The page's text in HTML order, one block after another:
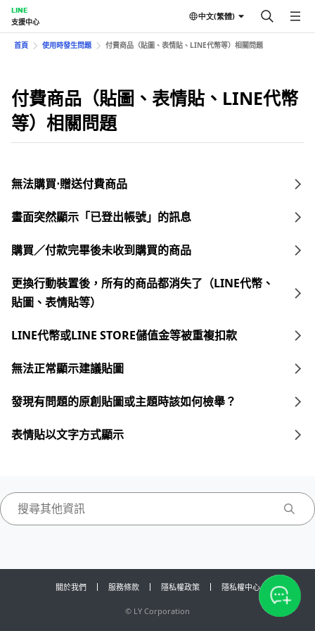
LINE
支援中心
中文(繁體)
首頁 使用時發生問題 付費商品（貼圖、表情貼、LINE代幣等）相關問題
付費商品（貼圖、表情貼、LINE代幣
等）相關問題
無法購買⋅贈送付費商品
畫面突然顯示「已登出帳號」的訊息
購買／付款完畢後未收到購買的商品
更換行動裝置後，所有的商品都消失了（LINE代幣、
貼圖、表情貼等）
LINE代幣或LINE STORE儲值金等被重複扣款
無法正常顯示建議貼圖
發現有問題的原創貼圖或主題時該如何檢舉？
表情貼以文字方式顯示
關於我們 服務條款 隱私權政策 隱私權中心
© LY Corporation